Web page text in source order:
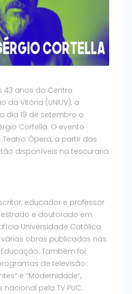
43 anos do Centro
da Vitória (UNIUV), a
dia 19 de setembro o
Cortella. O evento
Ópera, a partir das
disponíveis na tesouraria
educador e professor
e doutorado em
Universidade Católica
várias obras publicadas nas
Também foi
de televisão
e “Modernidade”,
pela TV PUC.